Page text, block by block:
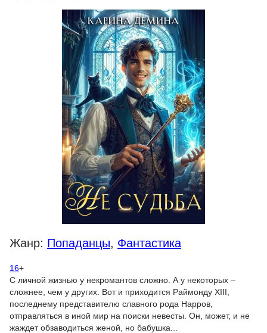
Жанр: Попаданцы, Фантастика
16+
С личной жизнью у некромантов сложно. А у некоторых –
сложнее, чем у других. Вот и приходится Раймонду XIII,
последнему представителю славного рода Нарров,
отправляться в иной мир на поиски невесты. Он, может, и не
жаждет обзаводиться женой, но бабушка...